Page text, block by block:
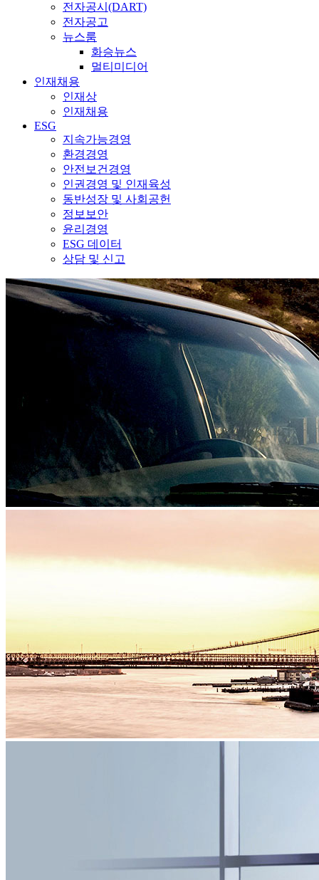
전자공시(DART)
전자공고
뉴스룸
화승뉴스
멀티미디어
인재채용
인재상
인재채용
ESG
지속가능경영
환경경영
안전보건경영
인권경영 및 인재육성
동반성장 및 사회공헌
정보보안
윤리경영
ESG 데이터
상담 및 신고